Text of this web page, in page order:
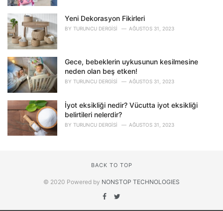
Yeni Dekorasyon Fikirleri
BY TURUNCU DERGISI AĞUSTOS 31, 2023
Gece, bebeklerin uykusunun kesilmesine
neden olan beş etken!
BY TURUNCU DERGISI AĞUSTOS 31, 2023
İyot eksikliği nedir? Vücutta iyot eksikliği
belirtileri nelerdir?
BY TURUNCU DERGISI AĞUSTOS 31, 2023
BACK TO TOP
© 2020 Powered by NONSTOP TECHNOLOGIES